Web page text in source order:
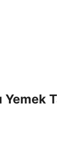
Yemek